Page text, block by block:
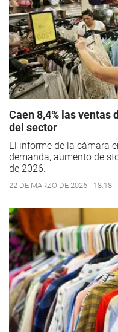
Caen 8,4% las ventas
del sector
El informe de la cámara
demanda, aumento de
de 2026.
22 DE MARZO DE 2026 - 18:18